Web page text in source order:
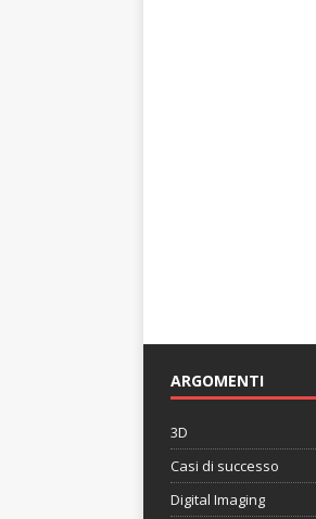
ARGOMENTI
3D
Casi di successo
Digital Imaging